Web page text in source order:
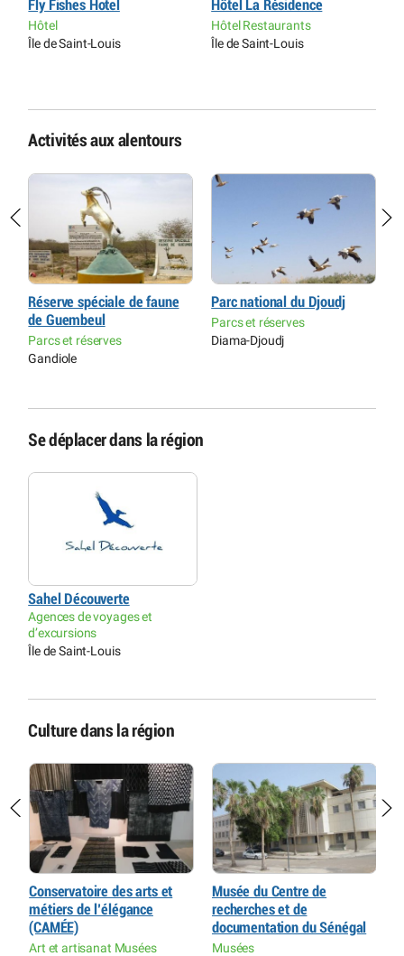
Fly Fishes Hotel
Hôtel
Île de Saint-Louis
Hôtel La Résidence
Hôtel Restaurants
Île de Saint-Louis
Activités aux alentours
Réserve spéciale de faune
de Guembeul
Parcs et réserves
Gandiole
Parc national du Djoudj
Parcs et réserves
Diama-Djoudj
Se déplacer dans la région
Sahel Découverte
Agences de voyages et
d’excursions
Île de Saint-Louis
Culture dans la région
Conservatoire des arts et
métiers de l’élégance
(CAMÉE)
Art et artisanat Musées
Musée du Centre de
recherches et de
documentation du Sénégal
Musées